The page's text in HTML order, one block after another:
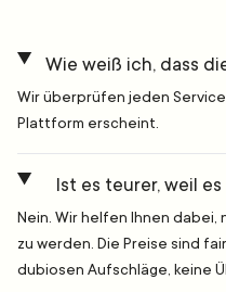
Wie weiß ich, dass
Wir überprüfen jeden
Plattform erscheint.
Ist es teurer, weil
Nein. Wir helfen Ihnen
zu werden. Die Preise sind
dubiosen Aufschläge, keine